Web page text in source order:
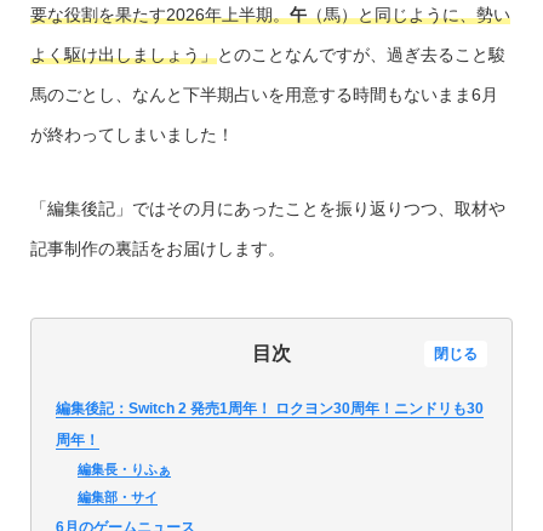
要な役割を果たす2026年上半期。午（馬）と同じように、勢い
よく駆け出しましょう」とのことなんですが、過ぎ去ること駿
馬のごとし、なんと下半期占いを用意する時間もないまま6月
が終わってしまいました！
「編集後記」ではその月にあったことを振り返りつつ、取材や
記事制作の裏話をお届けします。
目次 閉じる
編集後記：Switch 2 発売1周年！ ロクヨン30周年！ニンドリも30
周年！
編集長・りふぁ
編集部・サイ